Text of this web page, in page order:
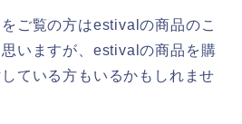
ご覧の方はestivalの商品のこ
いますが、estivalの商品を購
ている方もいるかもしれませ